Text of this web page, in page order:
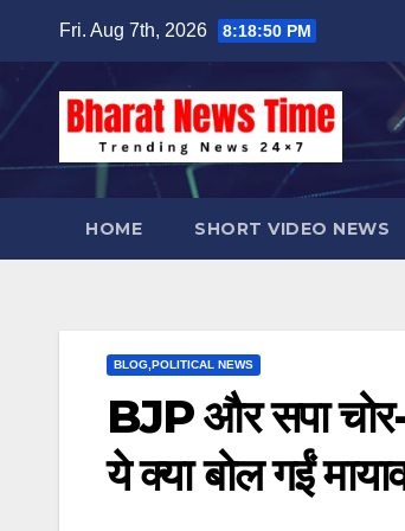
content
Fri. Aug 7th, 2026 8:18:51 PM
HOME SHORT VIDEO NEWS
BLOG,POLITICAL NEWS
BJP और सपा
ये क्‍या बोल गईं